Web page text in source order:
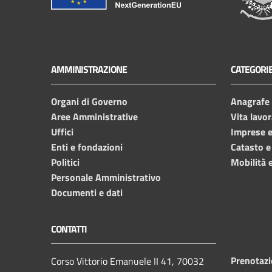
AMMINISTRAZIONE
Organi di Governo
Aree Amministrative
Uffici
Enti e fondazioni
Politici
Personale Amministrativo
Documenti e dati
Vita
Imprese
Catasto
Mobilità
CONTATTI
Corso Vittorio Emanuele II 41, 70032